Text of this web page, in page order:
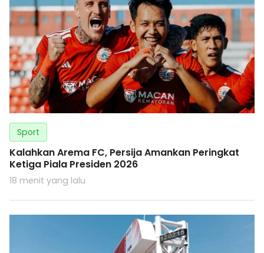
Sport
Kalahkan Arema FC, Persija Amankan Peringkat
Ketiga Piala Presiden 2026
18 menit yang lalu